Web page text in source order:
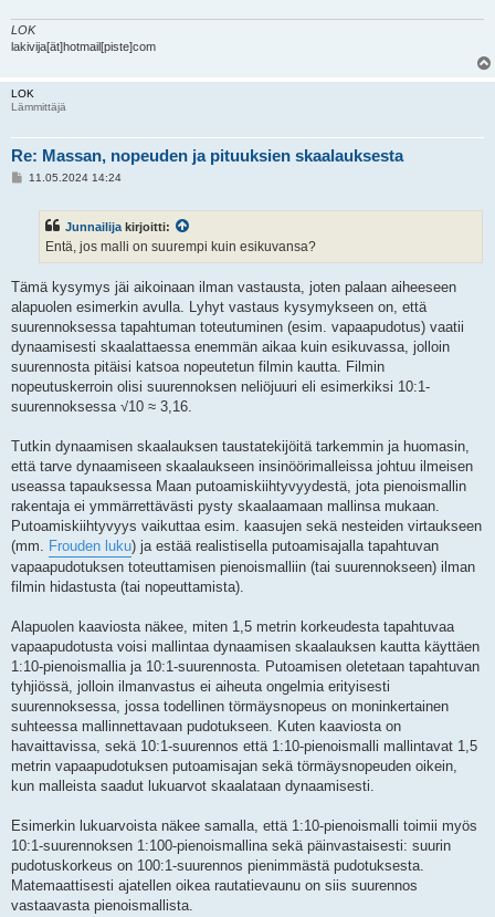
LOK
lakivija[ät]hotmail[piste]com
LOK
Lämmittäjä
Re: Massan, nopeuden ja pituuksien skaalauksesta
V11.05.2024 14:24
Junnailija kirjoitti:
Entä, jos malli on suurempi kuin esikuvansa?
Tämä kysymys jäi aikoinaan ilman vastausta, joten palaan aiheeseen
alapuolen esimerkin avulla. Lyhyt vastaus kysymykseen on, että
suurennoksessa tapahtuman toteutuminen (esim. vapaapudotus) vaatii
dynaamisesti skaalattaessa enemmän aikaa kuin esikuvassa, jolloin
suurennosta pitäisi katsoa nopeutetun filmin kautta. Filmin
nopeutuskerroin olisi suurennoksen neliöjuuri eli esimerkiksi 10:1-
suurennoksessa √10 ≈ 3,16.
Tutkin dynaamisen skaalauksen taustatekijöitä tarkemmin ja huomasin,
että tarve dynaamiseen skaalaukseen insinöörimalleissa johtuu ilmeisen
useassa tapauksessa Maan putoamiskiihtyvyydestä, jota pienoismallin
rakentaja ei ymmärrettävästi pysty skaalaamaan mallinsa mukaan.
Putoamiskiihtyvyys vaikuttaa esim. kaasujen sekä nesteiden virtaukseen
(mm. Frouden luku) ja estää realistisella putoamisajalla tapahtuvan
vapaapudotuksen toteuttamisen pienoismalliin (tai suurennokseen) ilman
filmin hidastusta (tai nopeuttamista).
Alapuolen kaaviosta näkee, miten 1,5 metrin korkeudesta tapahtuvaa
vapaapudotusta voisi mallintaa dynaamisen skaalauksen kautta käyttäen
1:10-pienoismallia ja 10:1-suurennosta. Putoamisen oletetaan tapahtuvan
tyhjiössä, jolloin ilmanvastus ei aiheuta ongelmia erityisesti
suurennoksessa, jossa todellinen törmäysnopeus on moninkertainen
suhteessa mallinnettavaan pudotukseen. Kuten kaaviosta on
havaittavissa, sekä 10:1-suurennos että 1:10-pienoismalli mallintavat 1,5
metrin vapaapudotuksen putoamisajan sekä törmäysnopeuden oikein,
kun malleista saadut lukuarvot skaalataan dynaamisesti.
Esimerkin lukuarvoista näkee samalla, että 1:10-pienoismalli toimii myös
10:1-suurennoksen 1:100-pienoismallina sekä päinvastaisesti: suurin
pudotuskorkeus on 100:1-suurennos pienimmästä pudotuksesta.
Matemaattisesti ajatellen oikea rautatievaunu on siis suurennos
vastaavasta pienoismallista.